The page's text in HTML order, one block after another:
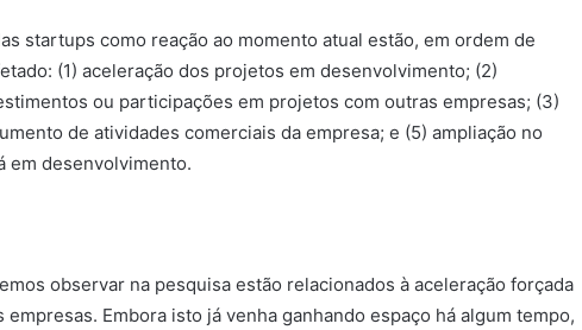
startups como reação ao momento atual estão, em ordem de
(1) aceleração dos projetos em desenvolvimento; (2)
ou participações em projetos com outras empresas; (3)
de atividades comerciais da empresa; e (5) ampliação no
em desenvolvimento.
observar na pesquisa estão relacionados à aceleração forçada
Embora isto já venha ganhando espaço há algum tempo,